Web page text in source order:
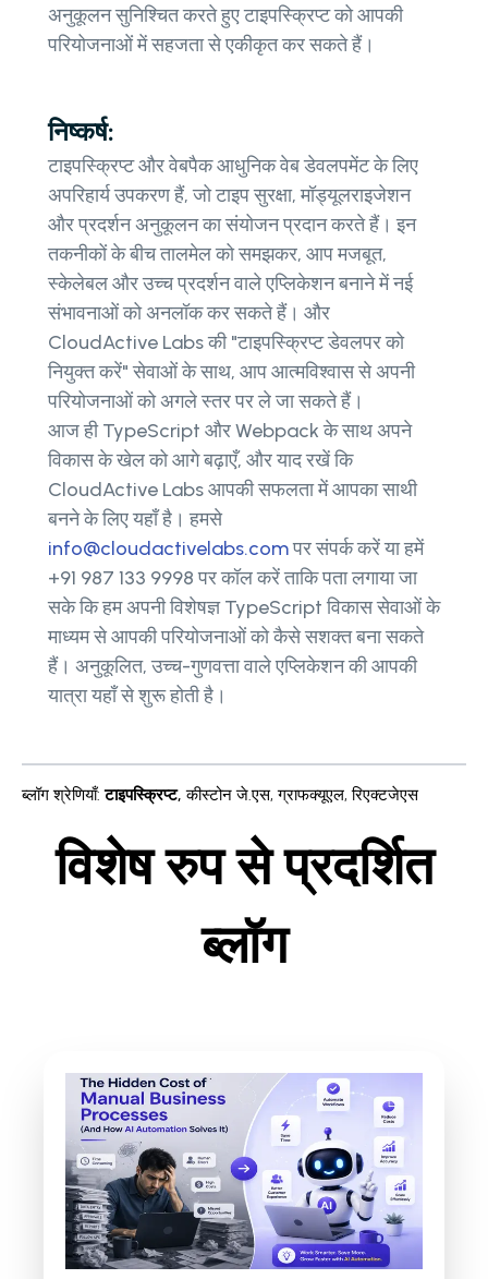
अनुकूलन सुनिश्चित करते हुए टाइपस्क्रिप्ट को आपकी
परियोजनाओं में सहजता से एकीकृत कर सकते हैं।
निष्कर्ष:
टाइपस्क्रिप्ट और वेबपैक आधुनिक वेब डेवलपमेंट के लिए
अपरिहार्य उपकरण हैं, जो टाइप सुरक्षा, मॉड्यूलराइजेशन
और प्रदर्शन अनुकूलन का संयोजन प्रदान करते हैं। इन
तकनीकों के बीच तालमेल को समझकर, आप मजबूत,
स्केलेबल और उच्च प्रदर्शन वाले एप्लिकेशन बनाने में नई
संभावनाओं को अनलॉक कर सकते हैं। और
CloudActive Labs की "टाइपस्क्रिप्ट डेवलपर को
नियुक्त करें" सेवाओं के साथ, आप आत्मविश्वास से अपनी
परियोजनाओं को अगले स्तर पर ले जा सकते हैं।
आज ही TypeScript और Webpack के साथ अपने
विकास के खेल को आगे बढ़ाएँ, और याद रखें कि
CloudActive Labs आपकी सफलता में आपका साथी
बनने के लिए यहाँ है। हमसे
info@cloudactivelabs.comपर संपर्क करें या हमें
+91 987 133 9998 पर कॉल करें ताकि पता लगाया जा
सके कि हम अपनी विशेषज्ञ TypeScript विकास सेवाओं के
माध्यम से आपकी परियोजनाओं को कैसे सशक्त बना सकते
हैं। अनुकूलित, उच्च-गुणवत्ता वाले एप्लिकेशन की आपकी
यात्रा यहाँ से शुरू होती है।
ब्लॉग श्रेणियाँ: टाइपस्क्रिप्ट, कीस्टोन जे.एस,ग्राफक्यूएल,रिएक्टजेएस
विशेष रुप से प्रदर्शित
ब्लॉग